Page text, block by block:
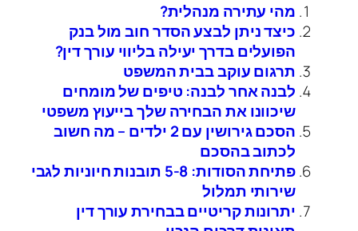
מהי עתירה מנהלית?
כיצד ניתן לבצע הסדר חוב מול בנק
הפועלים בדרך יעילה בליווי עורך דין?
תרגום עוקב בבית המשפט
לבנה אחר לבנה: טיפים של מומחים
שיכוונו את הבחירה שלך בייעוץ משפטי
הסכם גירושין עם 2 ילדים – מה חשוב
לכתוב בהסכם
פתיחת הסודות: 5-8 תובנות חיוניות לגבי
שירותי תמלול
יתרונות קריטיים בבחירת עורך דין